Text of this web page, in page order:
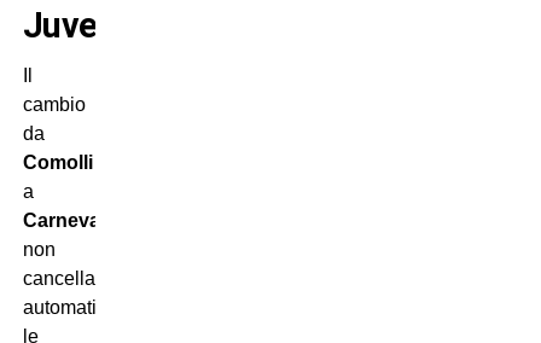
Juve
cambio
da
Comolli
a
Carnevali
non
cancella
automaticamente
le